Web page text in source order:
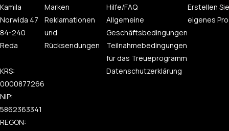
Kamila
Norwida 47
84-240
Reda
KRS:
0000877266
NIP:
5862363341
REGON:
Marken
Reklamationen
und
Rücksendungen
Hilfe/FAQ
Allgemeine
Geschäftsbedingungen
Teilnahmebedingungen
für das Treueprogramm
Datenschutzerklärung
Erstellen
eigenes